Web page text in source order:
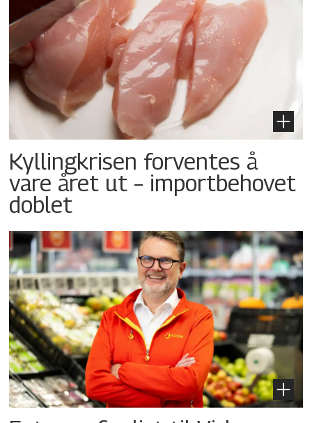
Kyllingkrisen forventes å
vare året ut – importbehovet
doblet